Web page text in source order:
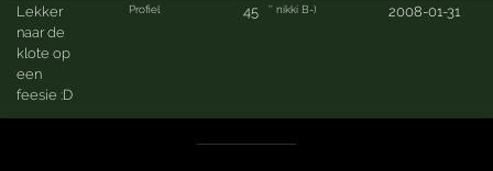
Lekker
naar de
klote op
een
feesie :D
Profiel 45 '' nikki B-) 2008-01-31